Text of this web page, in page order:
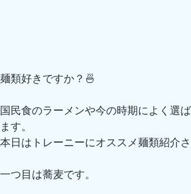
麺類好きですか？🍜
国民食のラーメンや今の時期によく選
ます。
本日はトレーニーにオススメ麺類紹介さ
一つ目は蕎麦です。